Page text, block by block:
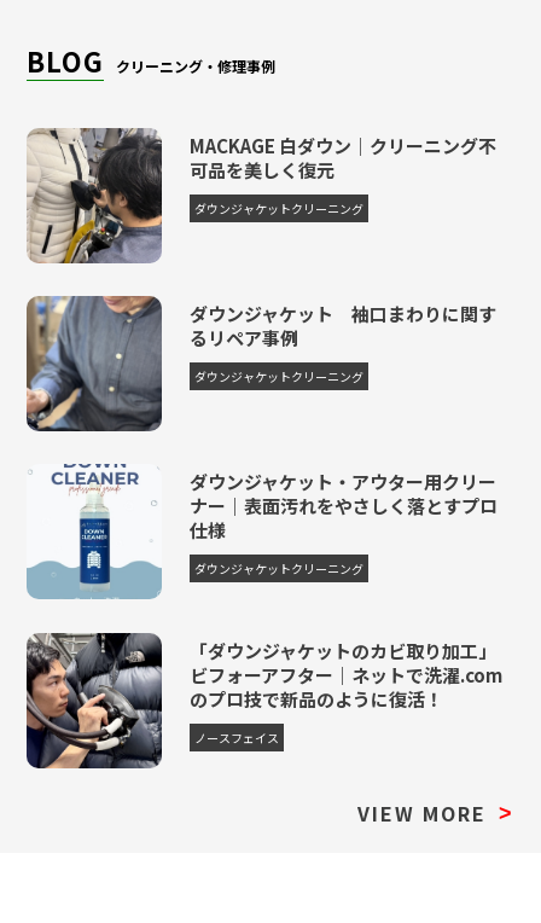
BLOG クリーニング・修理事例
MACKAGE 白ダウン｜クリーニング不
可品を美しく復元
ダウンジャケットクリーニング
ダウンジャケット 袖口まわりに関す
るリペア事例
ダウンジャケットクリーニング
ダウンジャケット・アウター用クリー
ナー｜表面汚れをやさしく落とすプロ
仕様
ダウンジャケットクリーニング
「ダウンジャケットのカビ取り加工」
ビフォーアフター｜ネットで洗濯.com
のプロ技で新品のように復活！
ノースフェイス
VIEW MORE >